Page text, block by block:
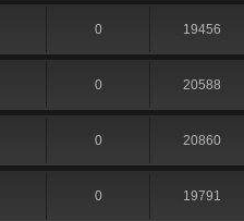
0 19456
0 20588
0 20860
0 19791